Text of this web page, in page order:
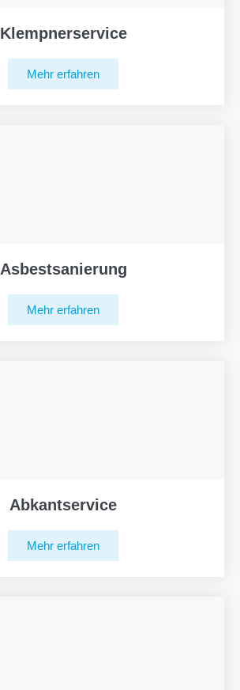
Klempnerservice
Mehr erfahren
Asbestsanierung
Mehr erfahren
Abkantservice
Mehr erfahren